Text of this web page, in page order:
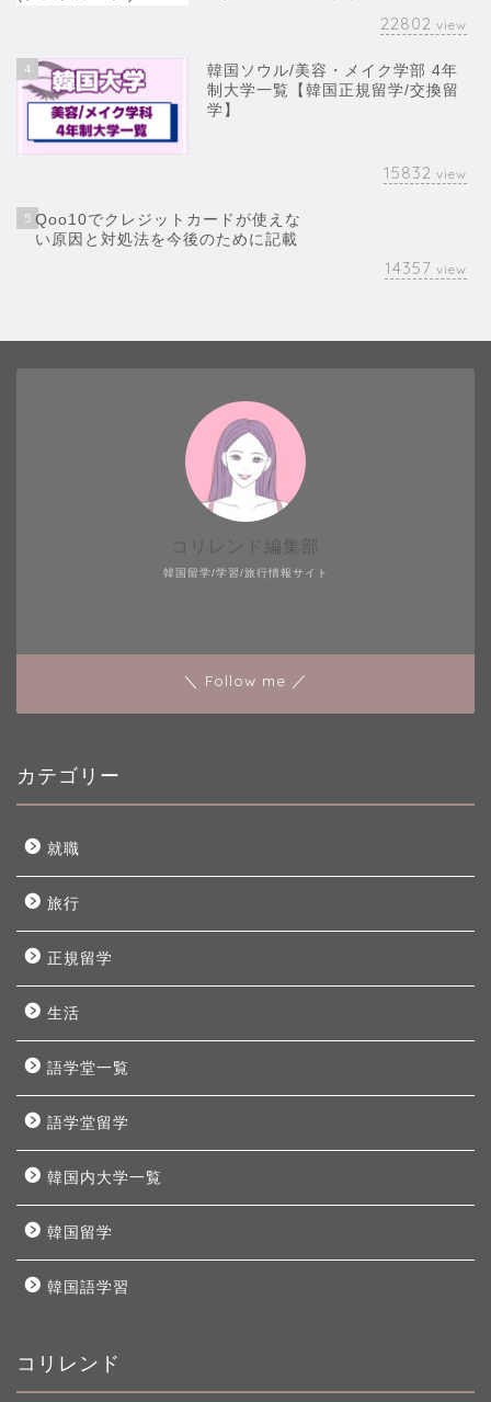
22802 view
4
韓国ソウル/美容・メイク学部 4年
制大学一覧【韓国正規留学/交換留
学】
15832 view
5 Qoo10でクレジットカードが使えな
い原因と対処法を今後のために記載
14357 view
韓国留学/学習/旅行情報サイト
コリレンド編集部
＼ Follow me ／
カテゴリー
就職
旅行
正規留学
生活
語学堂一覧
語学堂留学
韓国内大学一覧
韓国留学
韓国語学習
コリレンド